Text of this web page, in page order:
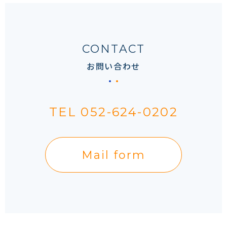
CONTACT
お問い合わせ
TEL 052-624-0202
Mail form